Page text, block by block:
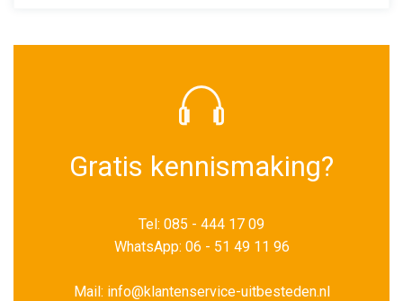
Gratis kennismaking?
Tel: 085 - 444 17 09
WhatsApp: 06 - 51 49 11 96
Mail: info@klantenservice-uitbesteden.nl